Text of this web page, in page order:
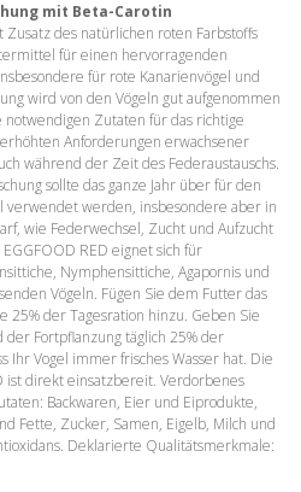
mit Beta-Carotin
des natürlichen roten Farbstoffs
für einen hervorragenden
für rote Kanarienvögel und
wird von den Vögeln gut aufgenommen
Zutaten für das richtige
Anforderungen erwachsener
während der Zeit des Federaustauschs.
sollte das ganze Jahr über für den
verwendet werden, insbesondere aber in
wie Federwechsel, Zucht und Aufzucht
RED eignet sich für
Nymphensittiche, Agapornis und
Vögeln. Fügen Sie dem Futter das
25% der Tagesration hinzu. Geben Sie
Fortpflanzung täglich 25% der
Ihr Vogel immer frisches Wasser hat. Die
ist direkt einsatzbereit. Verdorbenes
Backwaren, Eier und Eiprodukte,
Fette, Zucker, Samen, Eigelb, Milch und
Deklarierte Qualitätsmerkmale: